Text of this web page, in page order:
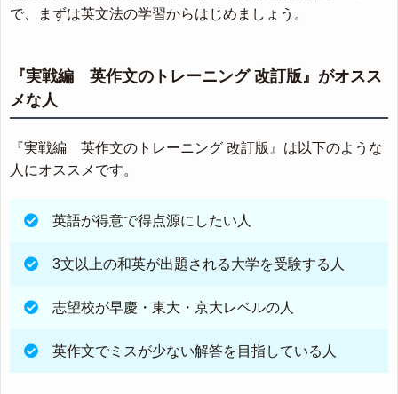
で、まずは英文法の学習からはじめましょう。
『実戦編 英作文のトレーニング 改訂版』がオスス
メな人
『実戦編 英作文のトレーニング 改訂版』は以下のような
人にオススメです。
英語が得意で得点源にしたい人
3文以上の和英が出題される大学を受験する人
志望校が早慶・東大・京大レベルの人
英作文でミスが少ない解答を目指している人